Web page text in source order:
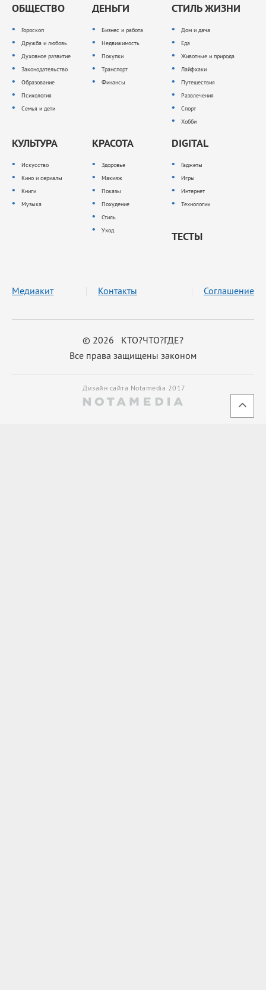
ОБЩЕСТВО
Гороскоп
Дружба и любовь
Духовное развитие
Законодательство
Образование
Психология
Семья и дети
ДЕНЬГИ
Бизнес и работа
Недвижимость
Покупки
Транспорт
Финансы
СТИЛЬ ЖИЗНИ
Дом и дача
Еда
Животные и природа
Лайфхаки
Путешествия
Развлечения
Спорт
Хобби
КУЛЬТУРА
Искусство
Кино и сериалы
Книги
Музыка
КРАСОТА
Здоровье
Макияж
Показы
Похудение
Стиль
Уход
DIGITAL
Гаджеты
Игры
Интернет
Технологии
ТЕСТЫ
© 2026 КТО?ЧТО?ГДЕ?
Все права защищены законом
Медиакит Контакты Соглашение
Дизайн сайта Notamedia 2017